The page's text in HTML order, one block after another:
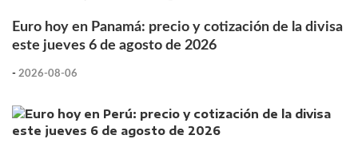
Euro hoy en Panamá: precio y cotización de la divisa
este jueves 6 de agosto de 2026
- 2026-08-06